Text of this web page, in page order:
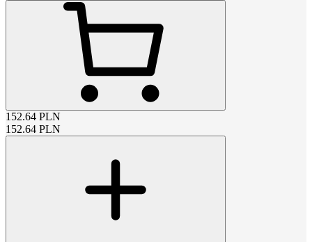
152.64 PLN
152.64 PLN